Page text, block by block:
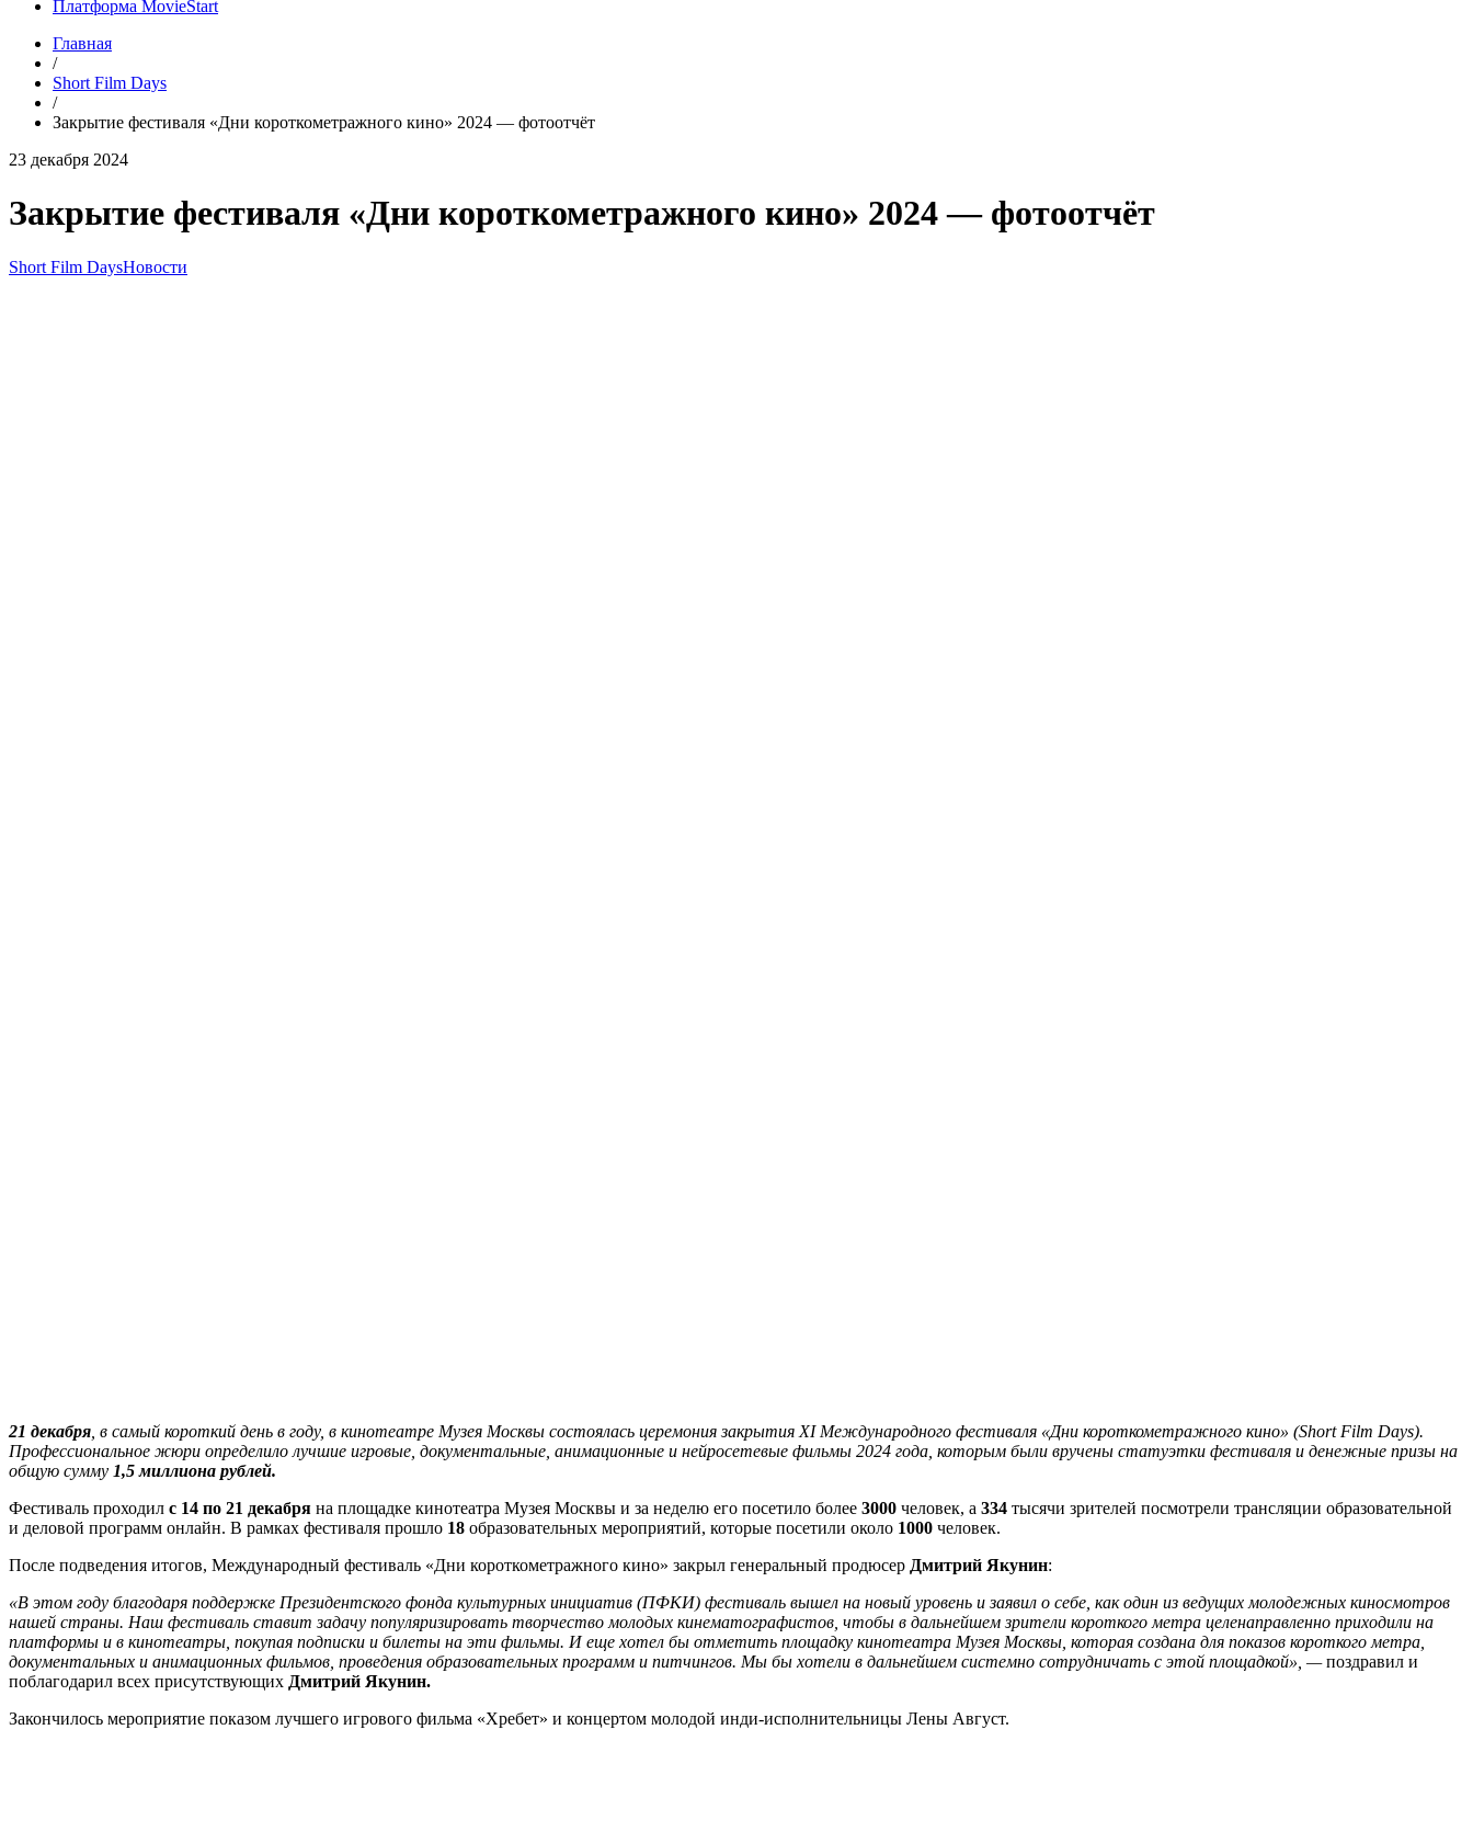
Платформа MovieStart
Главная
/
Short Film Days
/
Закрытие фестиваля «Дни короткометражного кино» 2024 — фотоотчёт
23 декабря 2024
Закрытие фестиваля «Дни короткометражного кино» 2024 — фотоотчёт
Short Film DaysНовости
21 декабря , в самый короткий день в году, в кинотеатре Музея Москвы состоялась церемония закрытия XI Международного фестиваля «Дни короткометражного кино» (Short Film Days).
Профессиональное жюри определило лучшие игровые, документальные, анимационные и нейросетевые фильмы 2024 года, которым были вручены статуэтки фестиваля и денежные призы на
общую сумму 1,5 миллиона рублей.
Фестиваль проходил с 14 по 21 декабря на площадке кинотеатра Музея Москвы и за неделю его посетило более 3000 человек, а 334 тысячи зрителей посмотрели трансляции образовательной
и деловой программ онлайн. В рамках фестиваля прошло 18 образовательных мероприятий, которые посетили около 1000 человек.
После подведения итогов, Международный фестиваль «Дни короткометражного кино» закрыл генеральный продюсер Дмитрий Якунин:
«В этом году благодаря поддержке Президентского фонда культурных инициатив (ПФКИ) фестиваль вышел на новый уровень и заявил о себе, как один из ведущих молодежных киносмотров
нашей страны. Наш фестиваль ставит задачу популяризировать творчество молодых кинематографистов, чтобы в дальнейшем зрители короткого метра целенаправленно приходили на
платформы и в кинотеатры, покупая подписки и билеты на эти фильмы. И еще хотел бы отметить площадку кинотеатра Музея Москвы, которая создана для показов короткого метра,
документальных и анимационных фильмов, проведения образовательных программ и питчингов. Мы бы хотели в дальнейшем системно сотрудничать с этой площадкой», —поздравил и
поблагодарил всех присутствующих Дмитрий Якунин.
Закончилось мероприятие показом лучшего игрового фильма «Хребет» и концертом молодой инди-исполнительницы Лены Август.